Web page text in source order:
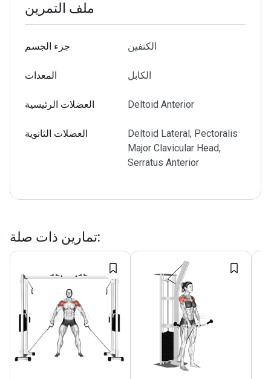
ملف التمرين
جزء الجسم الكتفين
المعدات الكابل
العضلات الرئيسية Deltoid Anterior
العضلات الثانوية
Deltoid Lateral, Pectoralis
Major Clavicular Head,
Serratus Anterior
تمارين ذات صلة: